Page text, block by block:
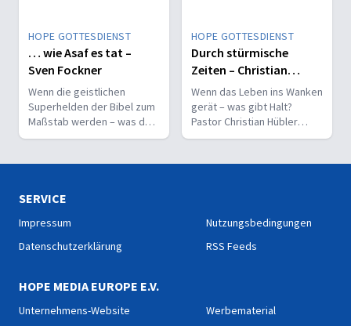
HOPE GOTTESDIENST
… wie Asaf es tat –
Sven Fockner
Wenn die geistlichen
Superhelden der Bibel zum
Maßstab werden – was darf
ein normaler Gläubiger
HOPE GOTTESDIENST
Durch stürmische
Zeiten – Christian
Hübler
Wenn das Leben ins Wanken
gerät – was gibt Halt?
Pastor Christian Hübler
nimmt Sie mit „Durch
SERVICE
Impressum
Datenschutzerklärung
Nutzungsbedingungen
RSS Feeds
HOPE MEDIA EUROPE E.V.
Unternehmens-Website
Werbematerial